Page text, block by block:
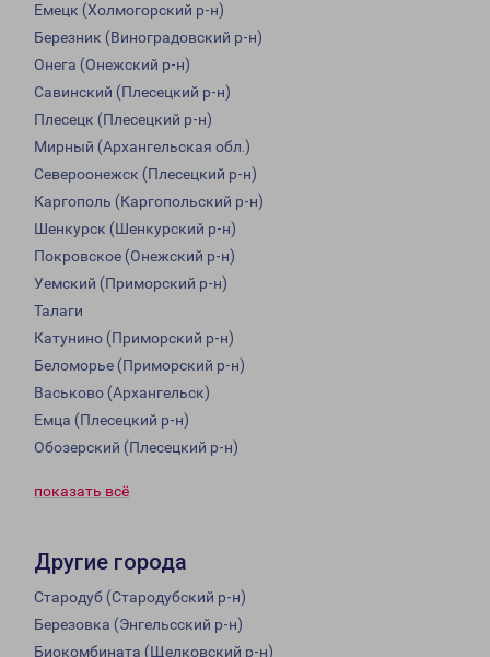
Емецк (Холмогорский р-н)
Березник (Виноградовский р-н)
Онега (Онежский р-н)
Савинский (Плесецкий р-н)
Плесецк (Плесецкий р-н)
Мирный (Архангельская обл.)
Североонежск (Плесецкий р-н)
Каргополь (Каргопольский р-н)
Шенкурск (Шенкурский р-н)
Покровское (Онежский р-н)
Уемский (Приморский р-н)
Талаги
Катунино (Приморский р-н)
Беломорье (Приморский р-н)
Васьково (Архангельск)
Емца (Плесецкий р-н)
Обозерский (Плесецкий р-н)
показать всё
Другие города
Стародуб (Стародубский р-н)
Березовка (Энгельсский р-н)
Биокомбината (Щелковский р-н)